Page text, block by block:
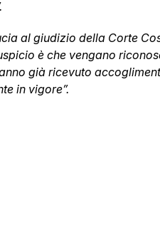
al giudizio della Corte
è che vengano
già ricevuto
in vigore”.